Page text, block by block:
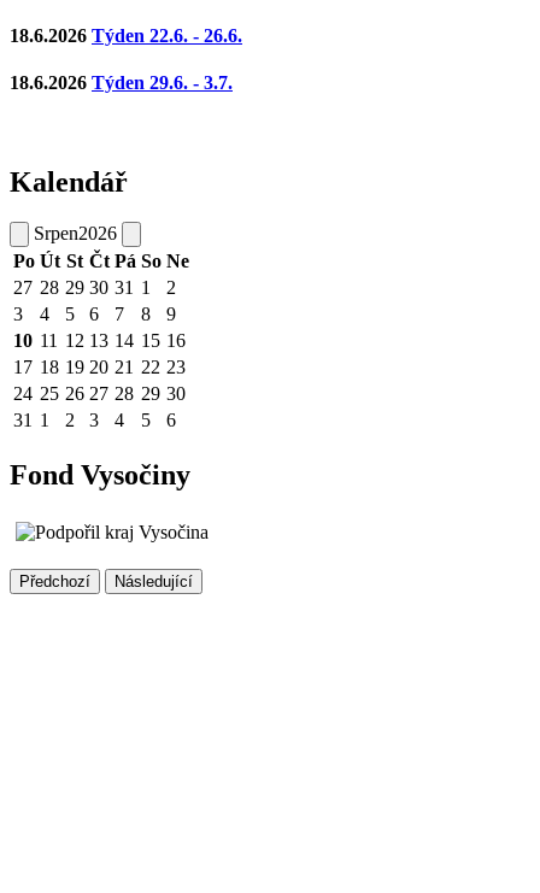
18.6.2026 Týden 22.6. - 26.6.
18.6.2026 Týden 29.6. - 3.7.
Kalendář
Srpen2026
Po Út St Čt Pá So Ne
27 28 29 30 31 1
2
3
4 5 6 7 8
9
10 11 12 13 14 15 16
17 18 19 20 21 22 23
24 25 26 27 28 29 30
31 1 2 3 4 5 6
Fond Vysočiny
Předchozí Následující